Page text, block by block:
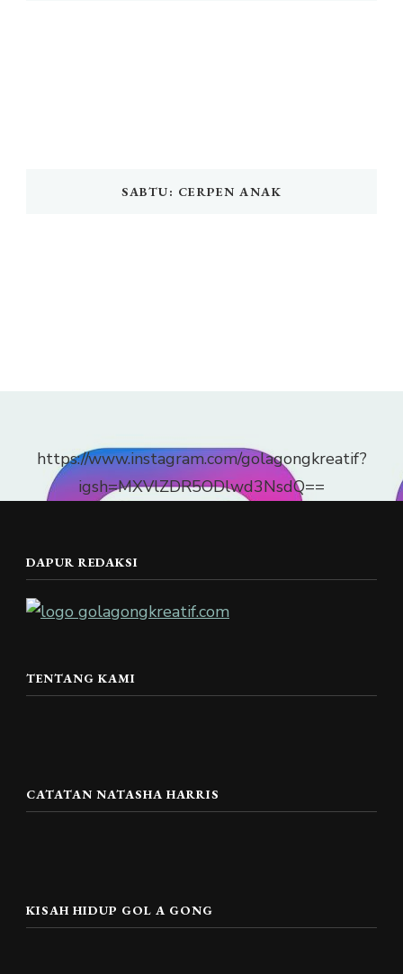
SABTU: CERPEN ANAK
https://www.instagram.com/golagongkreatif?
igsh=MXVlZDR5ODlwd3NsdQ==
DAPUR REDAKSI
TENTANG KAMI
CATATAN NATASHA HARRIS
KISAH HIDUP GOL A GONG